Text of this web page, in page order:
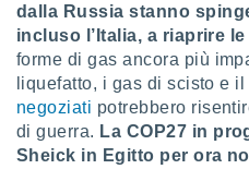
delle
dei
dalla Russia stanno
incluso l’Italia, a riaprire
forme di gas ancora più
liquefatto, i gas di scisto e
negoziati potrebbero
di guerra. La COP27 in
Sheick in Egitto per ora